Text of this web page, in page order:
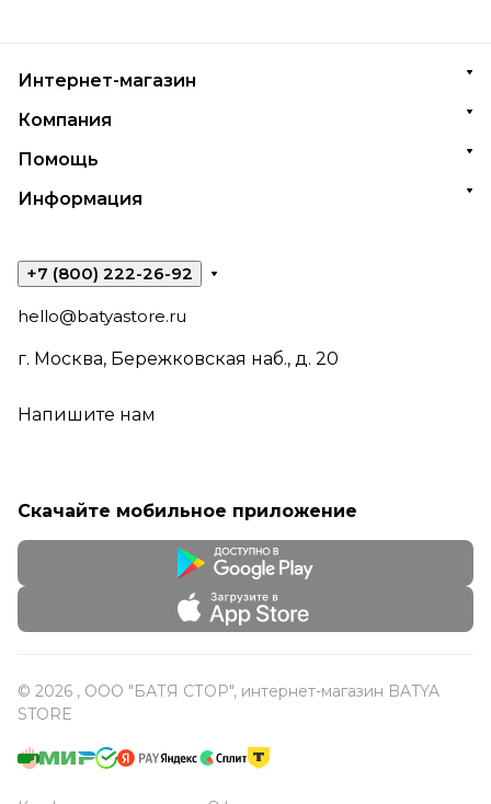
Интернет-магазин
Компания
Помощь
Информация
+7 (800) 222-26-92
hello@batyastore.ru
г. Москва, Бережковская наб., д. 20
Напишите нам
Скачайте мобильное приложение
© 2026 , ООО "БАТЯ СТОР", интернет-магазин BATYA
STORE